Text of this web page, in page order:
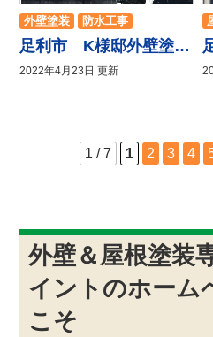
足利市 K様邸外壁塗装、コーキング工事
2022年4月23日 更新
外壁塗装 防水工事
1 / 7 1 2 3 4
外壁＆屋根塗装
イントのホーム
こそ